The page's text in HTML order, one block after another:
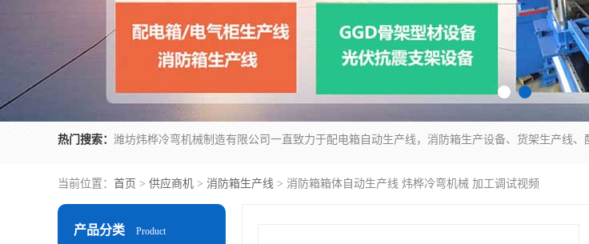
热门搜索：
当前位置： 首页 > 供应商机 > 消防箱生产线 > 消防箱箱体自动生产线 炜桦冷弯机械 加工调试视频
产品分类 Product